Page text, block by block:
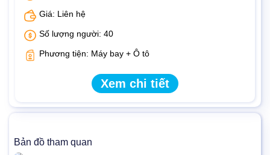
Giá: Liên hệ
Số lượng người: 40
Phương tiện: Máy bay + Ô tô
Xem chi tiết
Bản đồ tham quan